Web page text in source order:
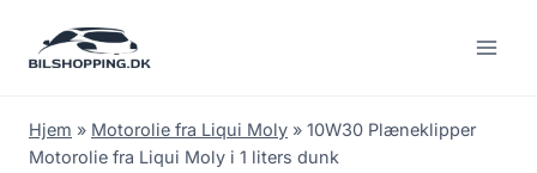
Hjem » Motorolie fra Liqui Moly » 10W30 Plæneklipper
Motorolie fra Liqui Moly i 1 liters dunk